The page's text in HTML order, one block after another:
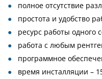
полное отсутствие
простота и удобство
ресурс работы одного
работа с любым
программное
время инсталляции –